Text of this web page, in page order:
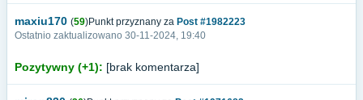
maxiu170 (59)Punkt przyznany za Post #1982223
Ostatnio zaktualizowano 30-11-2024, 19:40
Pozytywny (+1): [brak komentarza]